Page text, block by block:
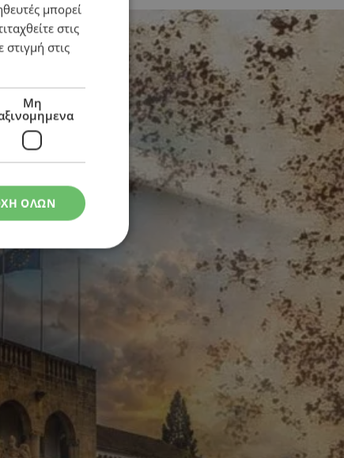
μπορεί
στις
στις
Μη
ΟΛΩΝ